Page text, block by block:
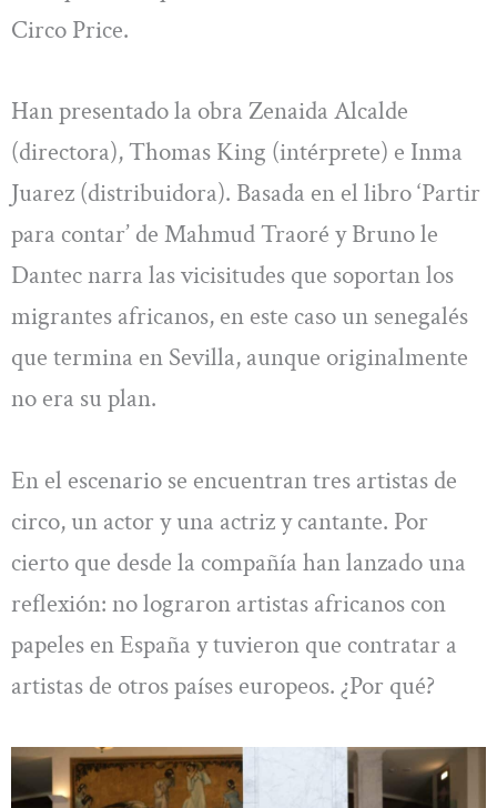
Circo Price.
Han presentado la obra Zenaida Alcalde
(directora), Thomas King (intérprete) e Inma
Juarez (distribuidora). Basada en el libro ‘Partir
para contar’ de Mahmud Traoré y Bruno le
Dantec narra las vicisitudes que soportan los
migrantes africanos, en este caso un senegalés
que termina en Sevilla, aunque originalmente
no era su plan.
En el escenario se encuentran tres artistas de
circo, un actor y una actriz y cantante. Por
cierto que desde la compañía han lanzado una
reflexión: no lograron artistas africanos con
papeles en España y tuvieron que contratar a
artistas de otros países europeos. ¿Por qué?